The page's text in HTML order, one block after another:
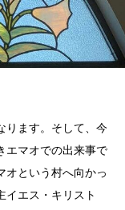
ります。そして、今
エマオでの出来事で
オという村へ向かっ
イエス・キリスト